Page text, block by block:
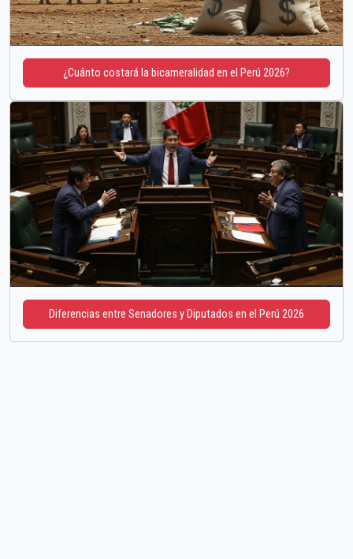
¿Cuánto costará la bicameralidad en el Perú 2026?
Diferencias entre Senadores y Diputados en el Perú 2026